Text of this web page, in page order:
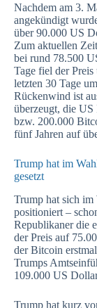
Nachdem am 3.
angekündigt
über 90.000 US
Zum aktuellen
bei rund 78.500
Tage fiel der
letzten 30 Tage
Rückenwind ist
überzeugt, die
bzw. 200.000
fünf Jahren auf
Trump hat im
gesetzt
Trump hat sich
positioniert –
Republikaner die
der Preis auf
der Bitcoin
Trumps
109.000 US
Trump hat kurz